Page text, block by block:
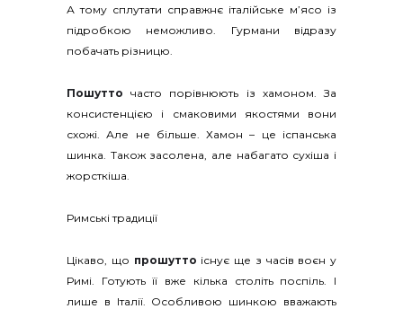
А тому сплутати справжнє італійське м’ясо із
підробкою неможливо. Гурмани відразу
побачать різницю.
Пошутто часто порівнюють із хамоном. За
консистенцією і смаковими якостями вони
схожі. Але не більше. Хамон – це іспанська
шинка. Також засолена, але набагато сухіша і
жорсткіша.
Римські традиції
Цікаво, що прошутто існує ще з часів воєн у
Римі. Готують її вже кілька століть поспіль. І
лише в Італії. Особливою шинкою вважають